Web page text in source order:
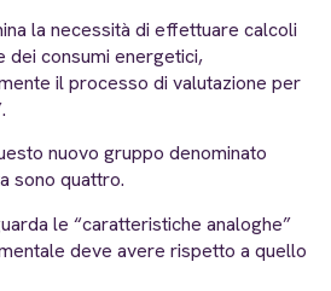
la necessità di effettuare calcoli
dei consumi energetici,
il processo di valutazione per
nuovo gruppo denominato
sono quattro.
le “caratteristiche analoghe”
deve avere rispetto a quello